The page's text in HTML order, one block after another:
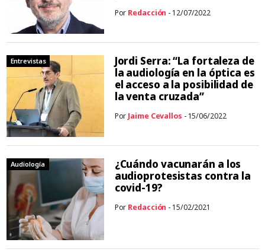
Por Redacción - 12/07/2022
Entrevistas
Jordi Serra: “La fortaleza de
la audiología en la óptica es
el acceso a la posibilidad de
la venta cruzada”
Por Jaime Cevallos - 15/06/2022
Audiología
¿Cuándo vacunarán a los
audioprotesistas contra la
covid-19?
Por Redacción - 15/02/2021